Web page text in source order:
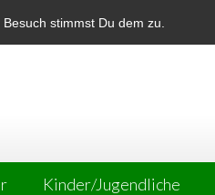
stimmst Du dem zu.
Kinder/Jugendliche